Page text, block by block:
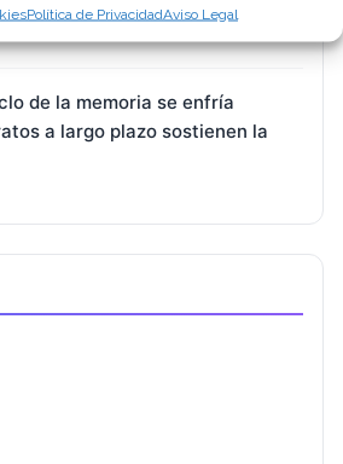
Política de PrivacidadAviso Legal
de la memoria se enfría
a largo plazo sostienen la